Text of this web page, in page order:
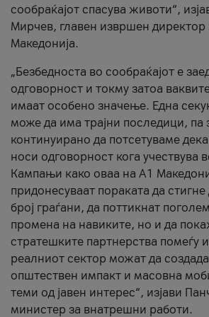
сообраќајот спасува животи“,
Мирчев, главен извршен директор
Македонија.
„Безбедноста во сообраќајот е
одговорност и токму затоа
имаат особено значење. Една
може да има трајни последици, па
континуирано да потсетуваме дека
носи одговорност кога учествува
Кампањи како оваа на A1
придонесуваат пораката да
број граѓани, да поттикнат
промена на навиките, но и да
стратешките партнерства помеѓу
реалниот сектор можат да
општествен импакт и масовна
теми од јавен интерес“, изјави
министер за внатрешни работи.